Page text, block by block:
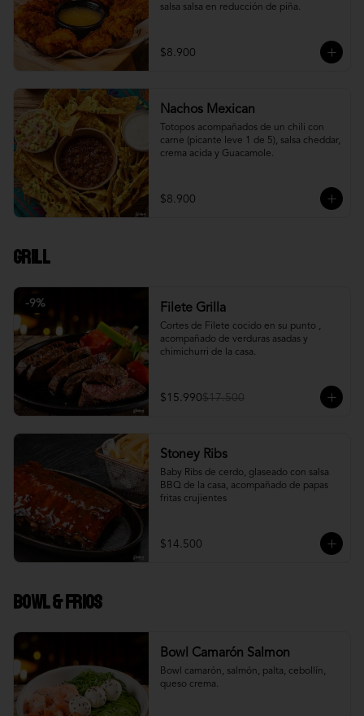
salsa salsa en reducción de piña.
$8.900
Nachos Mexican
Totopos acompañados de un chili con
carne (picante leve 1 de 5), salsa cheddar,
crema acida y Guacamole.
$8.900
Grill
-9% Filete Grilla
Cortes de Filete cocido en su punto ,
acompañado de verduras asadas y
chimichurri de la casa.
$15.990$17.500
Stoney Ribs
Baby Ribs de cerdo, glaseado con salsa
BBQ de la casa, acompañado de papas
fritas crujientes
$14.500
Bowl & frios
Bowl Camarón Salmon
Bowl camarón, salmón, palta, cebollín,
queso crema.